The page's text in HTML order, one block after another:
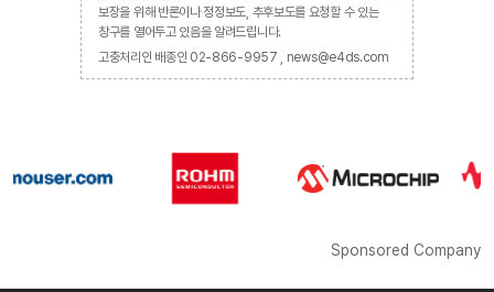
보장을 위해 반론이나 정정보도, 추후보도를 요청할 수 있는
창구를 열어두고 있음을 알려드립니다.
고충처리인 배종인 02-866-9957 , news@e4ds.com
Sponsored Company